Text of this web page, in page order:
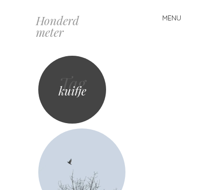
Honderd
meter
MENU
Spring
naar
Tag
kuifje